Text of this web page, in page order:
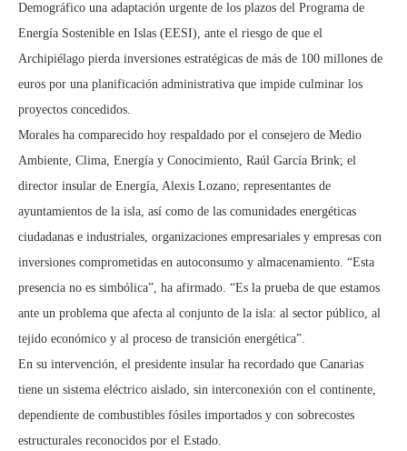
Demográfico una adaptación urgente de los plazos del Programa de
Energía Sostenible en Islas (EESI), ante el riesgo de que el
Archipiélago pierda inversiones estratégicas de más de 100 millones de
euros por una planificación administrativa que impide culminar los
proyectos concedidos.
Morales ha comparecido hoy respaldado por el consejero de Medio
Ambiente, Clima, Energía y Conocimiento, Raúl García Brink; el
director insular de Energía, Alexis Lozano; representantes de
ayuntamientos de la isla, así como de las comunidades energéticas
ciudadanas e industriales, organizaciones empresariales y empresas con
inversiones comprometidas en autoconsumo y almacenamiento. “Esta
presencia no es simbólica”, ha afirmado. “Es la prueba de que estamos
ante un problema que afecta al conjunto de la isla: al sector público, al
tejido económico y al proceso de transición energética”.
En su intervención, el presidente insular ha recordado que Canarias
tiene un sistema eléctrico aislado, sin interconexión con el continente,
dependiente de combustibles fósiles importados y con sobrecostes
estructurales reconocidos por el Estado.